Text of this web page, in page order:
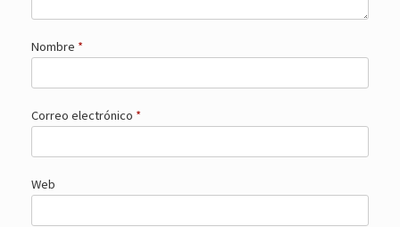
Nombre *
Correo electrónico *
Web